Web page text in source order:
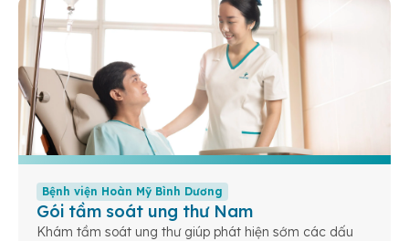
Bệnh viện Hoàn Mỹ Bình Dương
Gói tầm soát ung thư Nam
Khám tầm soát ung thư giúp phát hiện sớm các dấu